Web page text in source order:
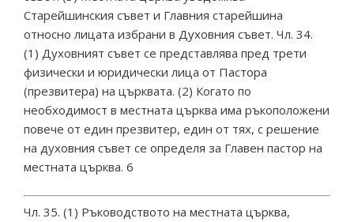
Старейшинския съвет и Главния старейшина
относно лицата избрани в Духовния съвет. Чл. 34.
(1) Духовният съвет се представлява пред трети
физически и юридически лица от Пастора
(презвитера) на църквата. (2) Когато по
необходимост в местната църква има ръкоположени
повече от един презвитер, един от тях, с решение
на духовния съвет се определя за Главен пастор на
местната църква. 6
Чл. 35. (1) Ръководството на местната църква,